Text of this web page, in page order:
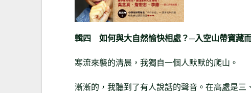
輯四 如何與大自然愉快相處？─入空山帶寶藏
寒流來襲的清晨，我獨自一個人默默的爬山。
漸漸的，我聽到了有人說話的聲音。在高處是